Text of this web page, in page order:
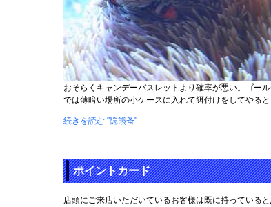
おそらくキャンデーバスレットより確率が悪い。ゴー
では薄暗い場所の小ケースに入れて餌付けをしてやる
続きを読む "隠熊蚤"
ポイントカード
店頭にご来店いただいているお客様は既に持っている